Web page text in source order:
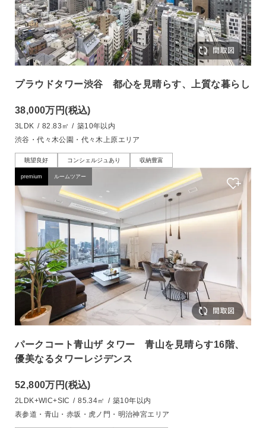
プラウドタワー渋谷 都心を見晴らす、上質な暮らし
38,000万円(税込)
3LDK / 82.83㎡ / 築10年以内
渋谷・代々木公園・代々木上原エリア
眺望良好 コンシェルジュあり 収納豊富
premium ルームツアー
パークコート青山ザ タワー 青山を見晴らす16階、
優美なるタワーレジデンス
52,800万円(税込)
2LDK+WIC+SIC / 85.34㎡ / 築10年以内
表参道・青山・赤坂・虎ノ門・明治神宮エリア